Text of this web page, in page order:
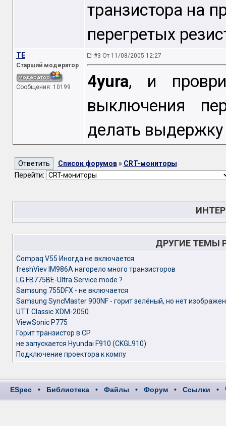
транзистора на
перегретых
TE
Старший модератор
Сообщения: 10199
#3 От 11/08/2005 12:27
4yura, и
выключения
делать
Список форумов» CRT-мониторы
Перейти:
ДРУГИЕ ТЕМЫ
Compaq V55 Иногда не включается
freshViev IM986A нагорело много транзисторов
LG FB775BE-Ultra Service mode ?
Samsung 755DFX - не включается
Samsung SyncMaster 900NF - горит зелёный, но нет
UTT Classic XDM-2050
ViewSonic P775
Горит транзистор в СР
не запускается Hyundai F910 (CKGL910)
Подключение проектора к компу
ESpec • Библиотека • Файлы • Форум • Ссылки •